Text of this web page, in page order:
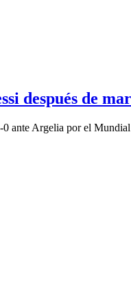
después de
ante Argelia por el